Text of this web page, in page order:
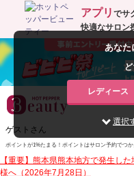
アプリ でサ
快適なサロン
ゲストさん
ポイントが1%たまる！ポイントはサロン予約でつか
【重要】熊本県熊本地方で発生し
様へ（2026年7月28日）
あなた
レディース
選択